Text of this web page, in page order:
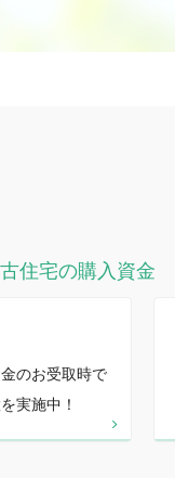
住宅の購入資金
のお受取時で
実施中！